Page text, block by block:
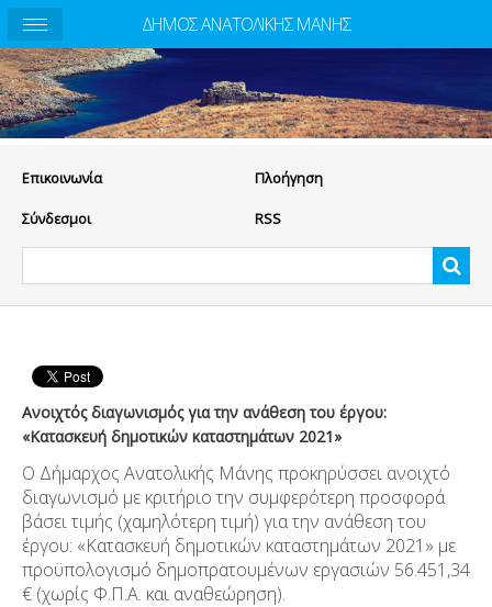
Eπικοινωνία Πλοήγηση
Σύνδεσμοι RSS
Ανοιχτός διαγωνισμός για την ανάθεση του έργου:
«Κατασκευή δημοτικών καταστημάτων 2021»
Ο Δήμαρχος Ανατολικής Μάνης προκηρύσσει ανοιχτό
διαγωνισμό με κριτήριο την συμφερότερη προσφορά
βάσει τιμής (χαμηλότερη τιμή) για την ανάθεση του
έργου: «Κατασκευή δημοτικών καταστημάτων 2021» με
προϋπολογισμό δημοπρατουμένων εργασιών 56.451,34
€ (χωρίς Φ.Π.Α. και αναθεώρηση).
ΔΗΜΟΣ ΑΝΑΤΟΛΙΚΗΣ ΜΑΝΗΣ